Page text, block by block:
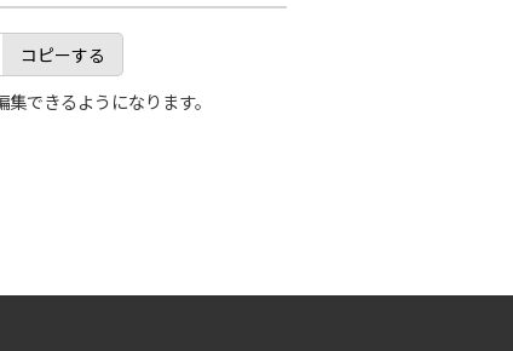
コピーする
できるようになります。